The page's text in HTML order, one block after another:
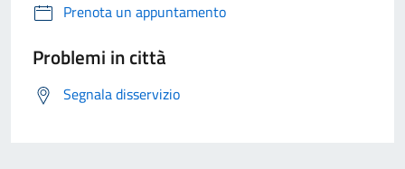
Prenota un appuntamento
Problemi in città
Segnala disservizio